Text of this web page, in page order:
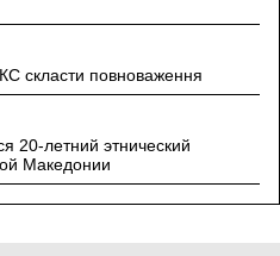
скласти повноваження
20-летний этнический
Македонии